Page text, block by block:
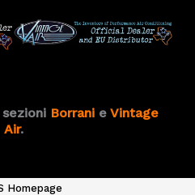
Borrani e Vintage
Air.
Homepage